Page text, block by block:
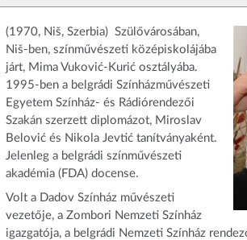
(1970, Niš, Szerbia) Szülővárosában,
Niš-ben, színművészeti középiskolájába
járt, Mima Vuković-Kurić osztályába.
1995-ben a belgrádi Színházművészeti
Egyetem Színház- és Rádiórendezői
Szakán szerzett diplomázot, Miroslav
Belović és Nikola Jevtić tanítványaként.
Jelenleg a belgrádi színművészeti
akadémia (FDA) docense.
Volt a Dadov Színház művészeti
vezetője, a Zombori Nemzeti Színház
igazgatója, a belgrádi Nemzeti Színház